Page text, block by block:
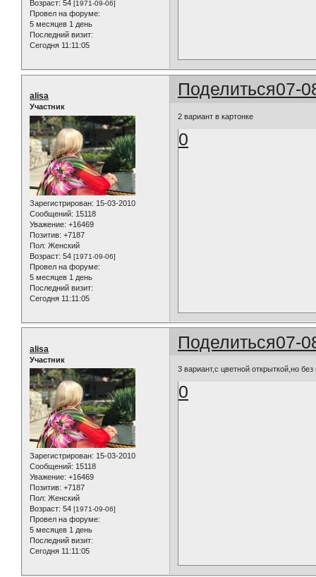
Возраст: 54 [1971-09-06]
Провел на форуме:
5 месяцев 1 день
Последний визит:
Сегодня 11:11:05
Поделиться07-
alisa
Участник
Зарегистрирован: 15-03-2010
Сообщений: 15118
Уважение: +16469
Позитив: +7187
Пол: Женский
Возраст: 54 [1971-09-06]
Провел на форуме:
5 месяцев 1 день
Последний визит:
Сегодня 11:11:05
2 вариант в картонке
0
Поделиться07-
alisa
Участник
Зарегистрирован: 15-03-2010
Сообщений: 15118
Уважение: +16469
Позитив: +7187
Пол: Женский
Возраст: 54 [1971-09-06]
Провел на форуме:
5 месяцев 1 день
Последний визит:
Сегодня 11:11:05
3 вариант,с цветной открыткой,но без
0